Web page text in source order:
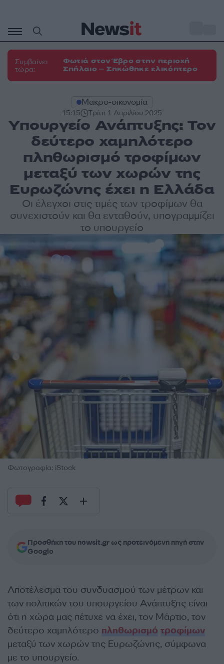
περιεχόμενο
Συμβαίνει
τώρα:
Φωτιά στον Έβρο στην περιοχή
Σπήλαιο – Σηκώθηκε ελικόπτερο
Μακρο-οικονομία
15:15 Τρίτη 1 Απριλίου 2025
Υπουργείο Ανάπτυξης: Τον
δεύτερο χαμηλότερο
πληθωρισμό τροφίμων
μεταξύ των χωρών της
Ευρωζώνης έχει η Ελλάδα
Οι έλεγχοι στις τιμές των τροφίμων θα
συνεχιστούν και θα ενταθούν, υπογραμμίζει
το υπουργείο
Φωτογραφία: iStock
Προσθήκη του newsit.gr ως προτεινόμενη πηγή στην
Google
Αποτέλεσμα του συνδυασμού των μέτρων και
των πολιτικών του υπουργείου Ανάπτυξης είναι
ότι η χώρα μας πέτυχε να έχει, τον Μάρτιο, τον
δεύτερο χαμηλότερο πληθωρισμό τροφίμων
μεταξύ των χωρών της Ευρωζώνης, σύμφωνα
με το υπουργείο.